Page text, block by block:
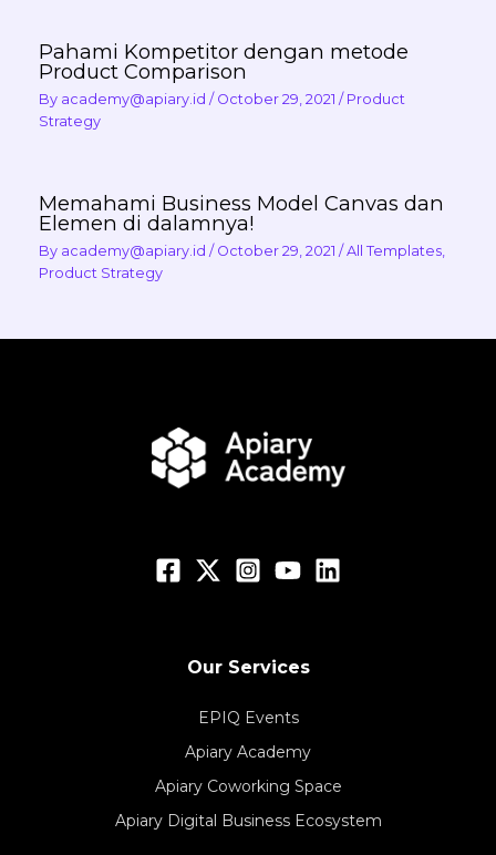
Pahami Kompetitor dengan metode
Product Comparison
By academy@apiary.id/ October 29, 2021/ Product
Strategy
Memahami Business Model Canvas dan
Elemen di dalamnya!
By academy@apiary.id/ October 29, 2021/All Templates
Product Strategy
Our Services
EPIQ Events
Apiary Academy
Apiary Coworking Space
Apiary Digital Business Ecosystem